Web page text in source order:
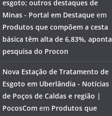
esgoto; outros destaques de
Minas - Portal em Destaque em
Produtos que compõem a cesta
básica têm alta de 6,83%, aponta
pesquisa do Procon
Nova Estação de Tratamento de
Esgoto em Uberlândia - Notícias
de Poços de Caldas e região |
PocosCom em Produtos que